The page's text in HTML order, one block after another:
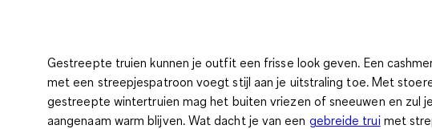
Gestreepte truien kunnen je outfit een frisse look geven. Een
met een streepjespatroon voegt stijl aan je uitstraling toe. Met
gestreepte wintertruien mag het buiten vriezen of sneeuwen en zul
aangenaam warm blijven. Wat dacht je van een gebreide truimet